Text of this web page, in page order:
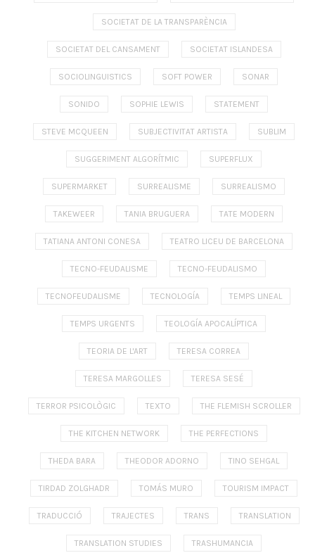
SOCIETAT DE LA TRANSPARÈNCIA
SOCIETAT DEL CANSAMENT SOCIETAT ISLANDESA
SOCIOLINGUISTICS SOFT POWER SONAR
SONIDO SOPHIE LEWIS STATEMENT
STEVE MCQUEEN SUBJECTIVITAT ARTISTA SUBLIM
SUGGERIMENT ALGORÍTMIC SUPERFLUX
SUPERMARKET SURREALISME SURREALISMO
TAKEWEER TANIA BRUGUERA TATE MODERN
TATIANA ANTONI CONESA TEATRO LICEU DE BARCELONA
TECNO-FEUDALISME TECNO-FEUDALISMO
TECNOFEUDALISME TECNOLOGÍA TEMPS LINEAL
TEMPS URGENTS TEOLOGÍA APOCALÍPTICA
TEORIA DE L'ART TERESA CORREA
TERESA MARGOLLES TERESA SESÉ
TERROR PSICOLÒGIC TEXTO THE FLEMISH SCROLLER
THE KITCHEN NETWORK THE PERFECTIONS
THEDA BARA THEODOR ADORNO TINO SEHGAL
TIRDAD ZOLGHADR TOMÁS MURO TOURISM IMPACT
TRADUCCIÓ TRAJECTES TRANS TRANSLATION
TRANSLATION STUDIES TRASHUMANCIA